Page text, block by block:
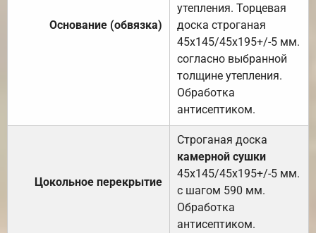
Основание (обвязка)
утепления. Торцевая
доска строганая
45х145/45х195+/-5 мм.
согласно выбранной
толщине утепления.
Обработка
антисептиком.
Цокольное перекрытие
Строганая доска
камерной сушки
45х145/45х195+/-5 мм.
с шагом 590 мм.
Обработка
антисептиком.